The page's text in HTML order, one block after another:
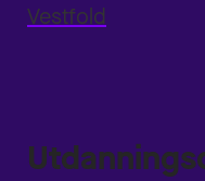
Vestfold